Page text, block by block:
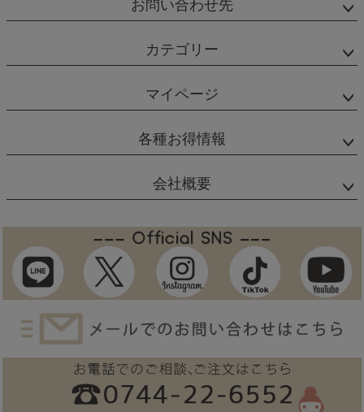
お問い合わせ先
カテゴリー
マイページ
各種お得情報
会社概要